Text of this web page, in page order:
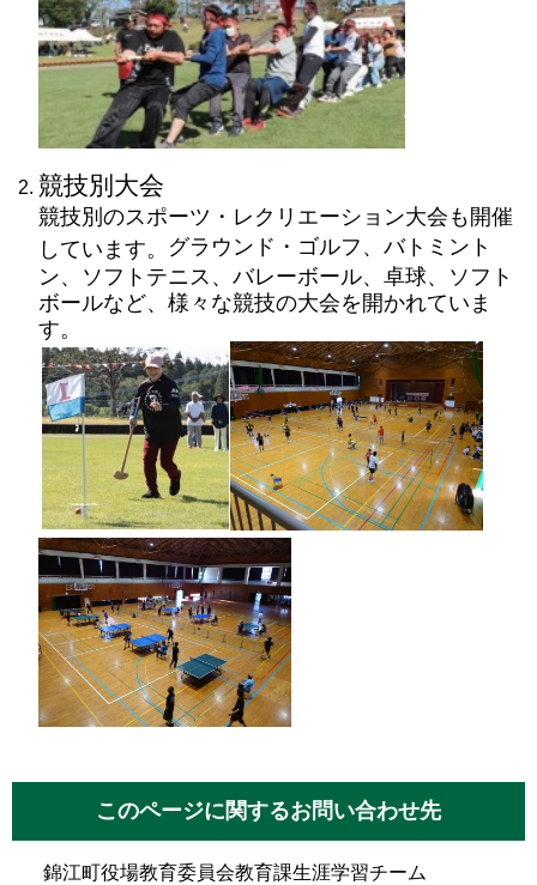
競技別大会
競技別のスポーツ・レクリエーション大会も開催
しています。 グラウンド・ゴルフ、バトミント
ン、ソフトテニス、バレーボール、卓球、ソフト
ボールなど、様々な競技の大会を開かれていま
す。
このページに関するお問い合わせ先
錦江町役場教育委員会教育課生涯学習チーム